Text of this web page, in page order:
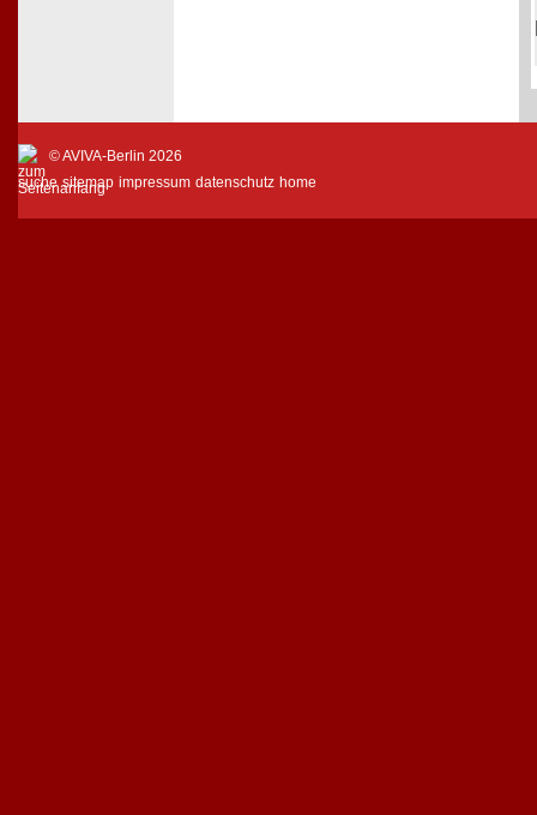
© AVIVA-Berlin 2026
suche sitemap impressum datenschutz home